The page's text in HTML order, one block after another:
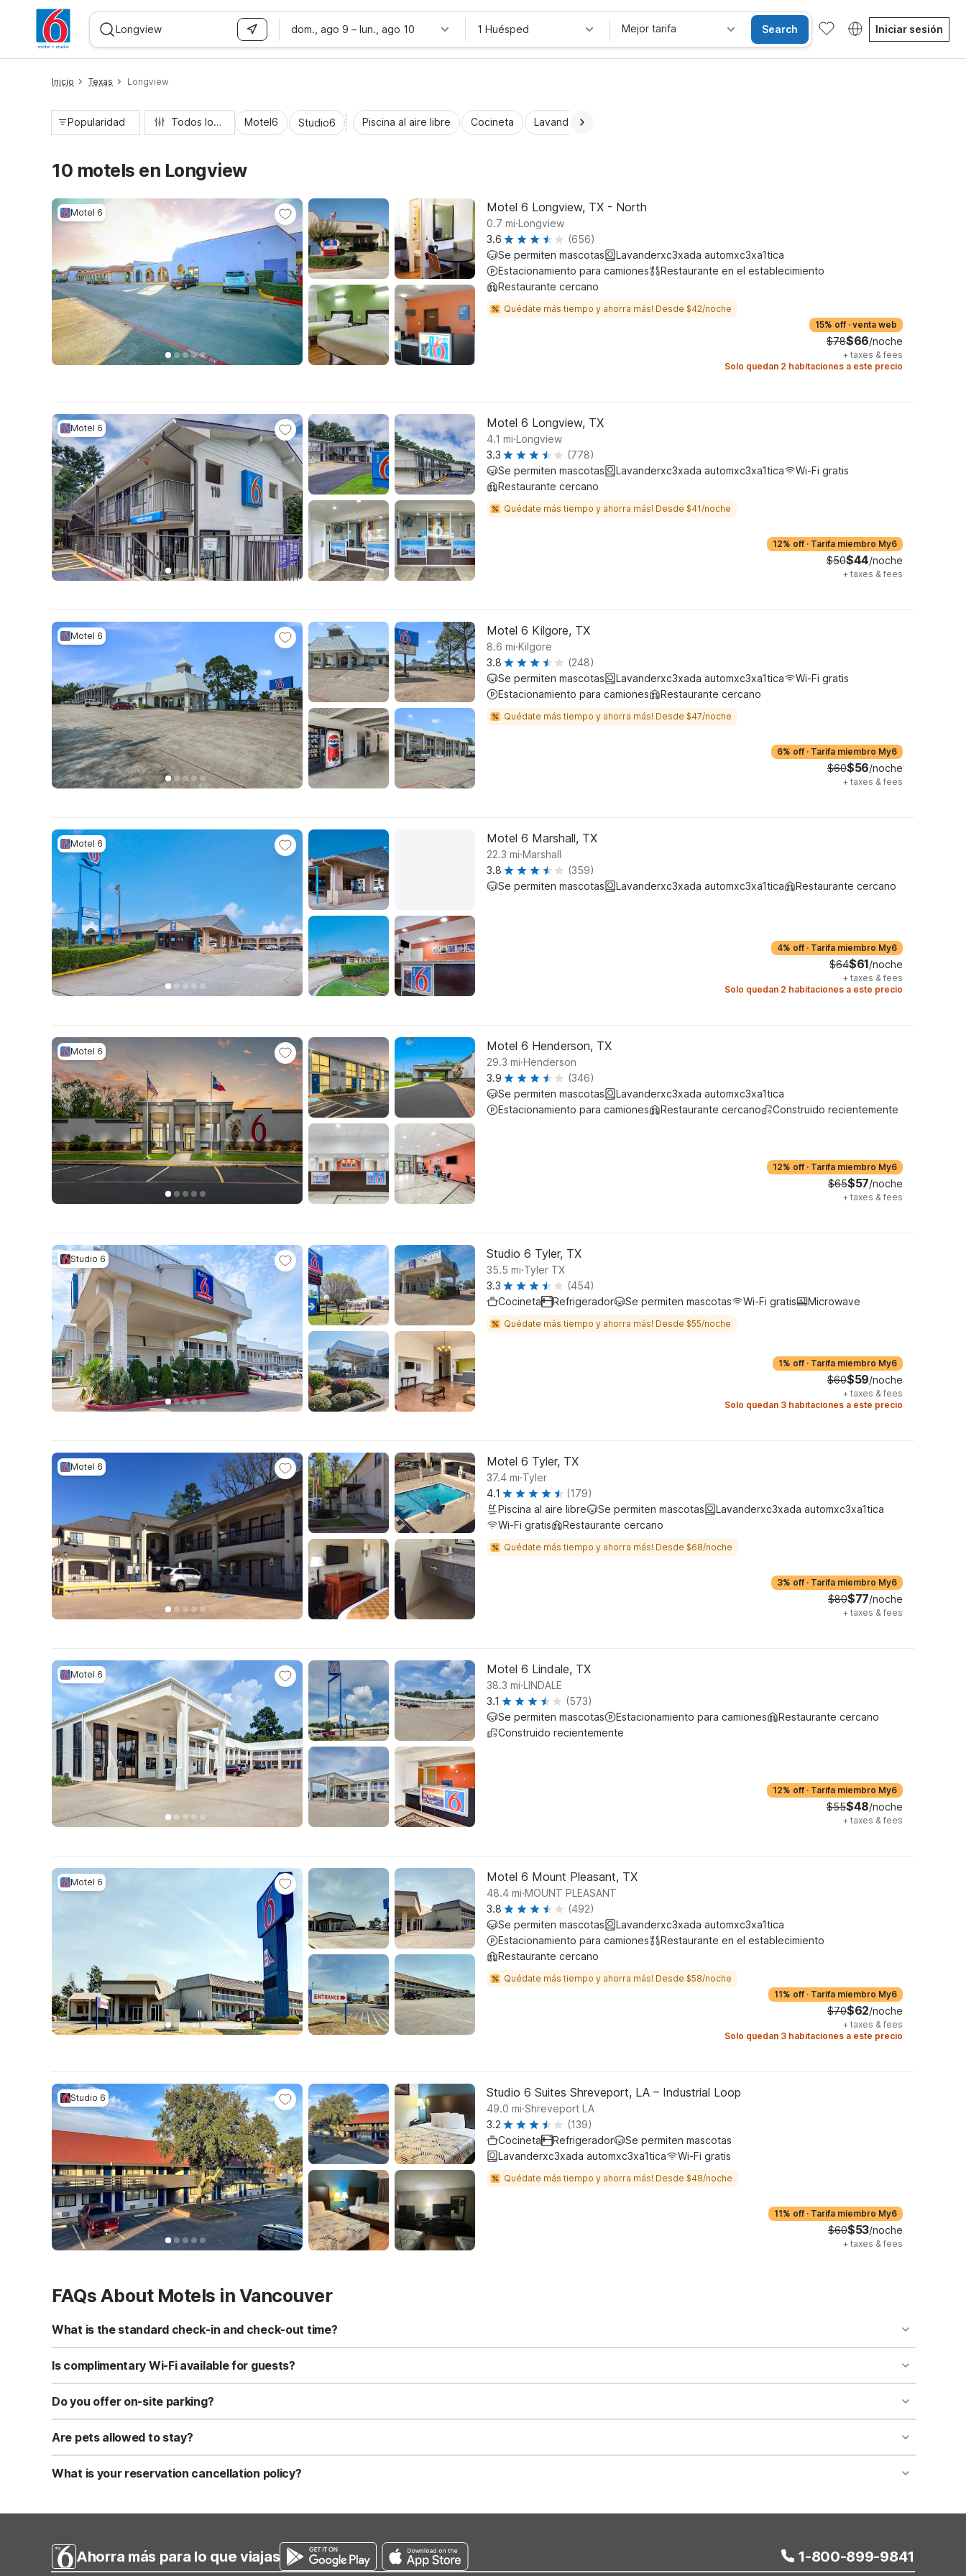
dom., ago 9 – lun., ago 10 1 Huésped Mejor tarifa Search Iniciar sesión
Inicio Texas Longview
Popularidad Todos los filtros Motel6 Studio6 Piscina al aire libre Cocineta Lavandería automática
10 motels en Longview
Motel 6 Motel 6 Longview, TX - North
0.7 mi.Longview
3.6
(656)
Se permiten mascotas
Lavanderxc3xada automxc3xa1tica
Estacionamiento para camiones
Restaurante en el establecimiento
Restaurante cercano
Quédate más tiempo y ahorra más! Desde $42/noche
15% off · venta web
$78$66/noche
+ taxes & fees
Solo quedan 2 habitaciones a este precio
Motel 6 Motel 6 Longview, TX
4.1 mi.Longview
3.3
(778)
Se permiten mascotas
Lavanderxc3xada automxc3xa1tica
Wi-Fi gratis
Restaurante cercano
Quédate más tiempo y ahorra más! Desde $41/noche
12% off · Tarifa miembro My6
$50$44/noche
+ taxes & fees
Motel 6 Motel 6 Kilgore, TX
8.6 mi.Kilgore
3.8
(248)
Se permiten mascotas
Lavanderxc3xada automxc3xa1tica
Wi-Fi gratis
Estacionamiento para camiones
Restaurante cercano
Quédate más tiempo y ahorra más! Desde $47/noche
6% off · Tarifa miembro My6
$60$56/noche
+ taxes & fees
Motel 6 Motel 6 Marshall, TX
22.3 mi.Marshall
3.8
(359)
Se permiten mascotas
Lavanderxc3xada automxc3xa1tica Restaurante cercano
4% off · Tarifa miembro My6
$64$61/noche
+ taxes & fees
Solo quedan 2 habitaciones a este precio
Motel 6 Motel 6 Henderson, TX
29.3 mi.Henderson
3.9
(346)
Se permiten mascotas
Lavanderxc3xada automxc3xa1tica
Estacionamiento para camiones
Restaurante cercano Construido recientemente
12% off · Tarifa miembro My6
$65$57/noche
+ taxes & fees
Studio 6 Studio 6 Tyler, TX
35.5 mi.Tyler TX
3.3
(454)
Cocineta
Refrigerador Se permiten mascotas Wi-Fi gratis Microwave
Quédate más tiempo y ahorra más! Desde $55/noche
1% off · Tarifa miembro My6
$60$59/noche
+ taxes & fees
Solo quedan 3 habitaciones a este precio
Motel 6 Motel 6 Tyler, TX
37.4 mi.Tyler
4.1
(179)
Piscina al aire libre
Se permiten mascotas
Lavanderxc3xada automxc3xa1tica
Wi-Fi gratis
Restaurante cercano
Quédate más tiempo y ahorra más! Desde $68/noche
3% off · Tarifa miembro My6
$80$77/noche
+ taxes & fees
Motel 6 Motel 6 Lindale, TX
38.3 mi.LINDALE
3.1
(573)
Se permiten mascotas
Estacionamiento para camiones
Restaurante cercano
Construido recientemente
12% off · Tarifa miembro My6
$55$48/noche
+ taxes & fees
Motel 6 Motel 6 Mount Pleasant, TX
48.4 mi.MOUNT PLEASANT
3.8
(492)
Se permiten mascotas
Lavanderxc3xada automxc3xa1tica
Estacionamiento para camiones
Restaurante en el establecimiento
Restaurante cercano
Quédate más tiempo y ahorra más! Desde $58/noche
11% off · Tarifa miembro My6
$70$62/noche
+ taxes & fees
Solo quedan 3 habitaciones a este precio
Studio 6 Studio 6 Suites Shreveport, LA – Industrial Loop
49.0 mi.Shreveport LA
3.2
(139)
Cocineta
Refrigerador
Se permiten mascotas
Lavanderxc3xada automxc3xa1tica
Wi-Fi gratis
Quédate más tiempo y ahorra más! Desde $48/noche
11% off · Tarifa miembro My6
$60$53/noche
+ taxes & fees
FAQs About Motels in Vancouver
What is the standard check-in and check-out time?
Standard check-in time is at 3:00 PM, and check-out is at 11:00 AM. Early check-in and late check-out requests are subject to availability and may incur additional charges.
Is complimentary Wi-Fi available for guests?
Yes, we provide complimentary high-speed Wi-Fi access for all registered guests in their rooms and throughout the common areas of the property.
Do you offer on-site parking?
Yes, free self-parking is available on-site for all our guests. We also offer parking spaces for larger vehicles, subject to availability.
Are pets allowed to stay?
Yes, we are a pet-friendly property. A maximum of two well-behaved pets are welcome per room. Please check with the front desk regarding specific pet policies and any
applicable fees.
What is your reservation cancellation policy?
Ahorra más para lo que viajas 1-800-899-9841